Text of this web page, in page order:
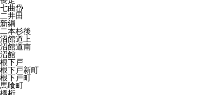
七曲岱
二井田
新綱
二本杉後
沼館道上
沼館道南
沼館
根下戸
根下戸新町
根下戸町
馬喰町